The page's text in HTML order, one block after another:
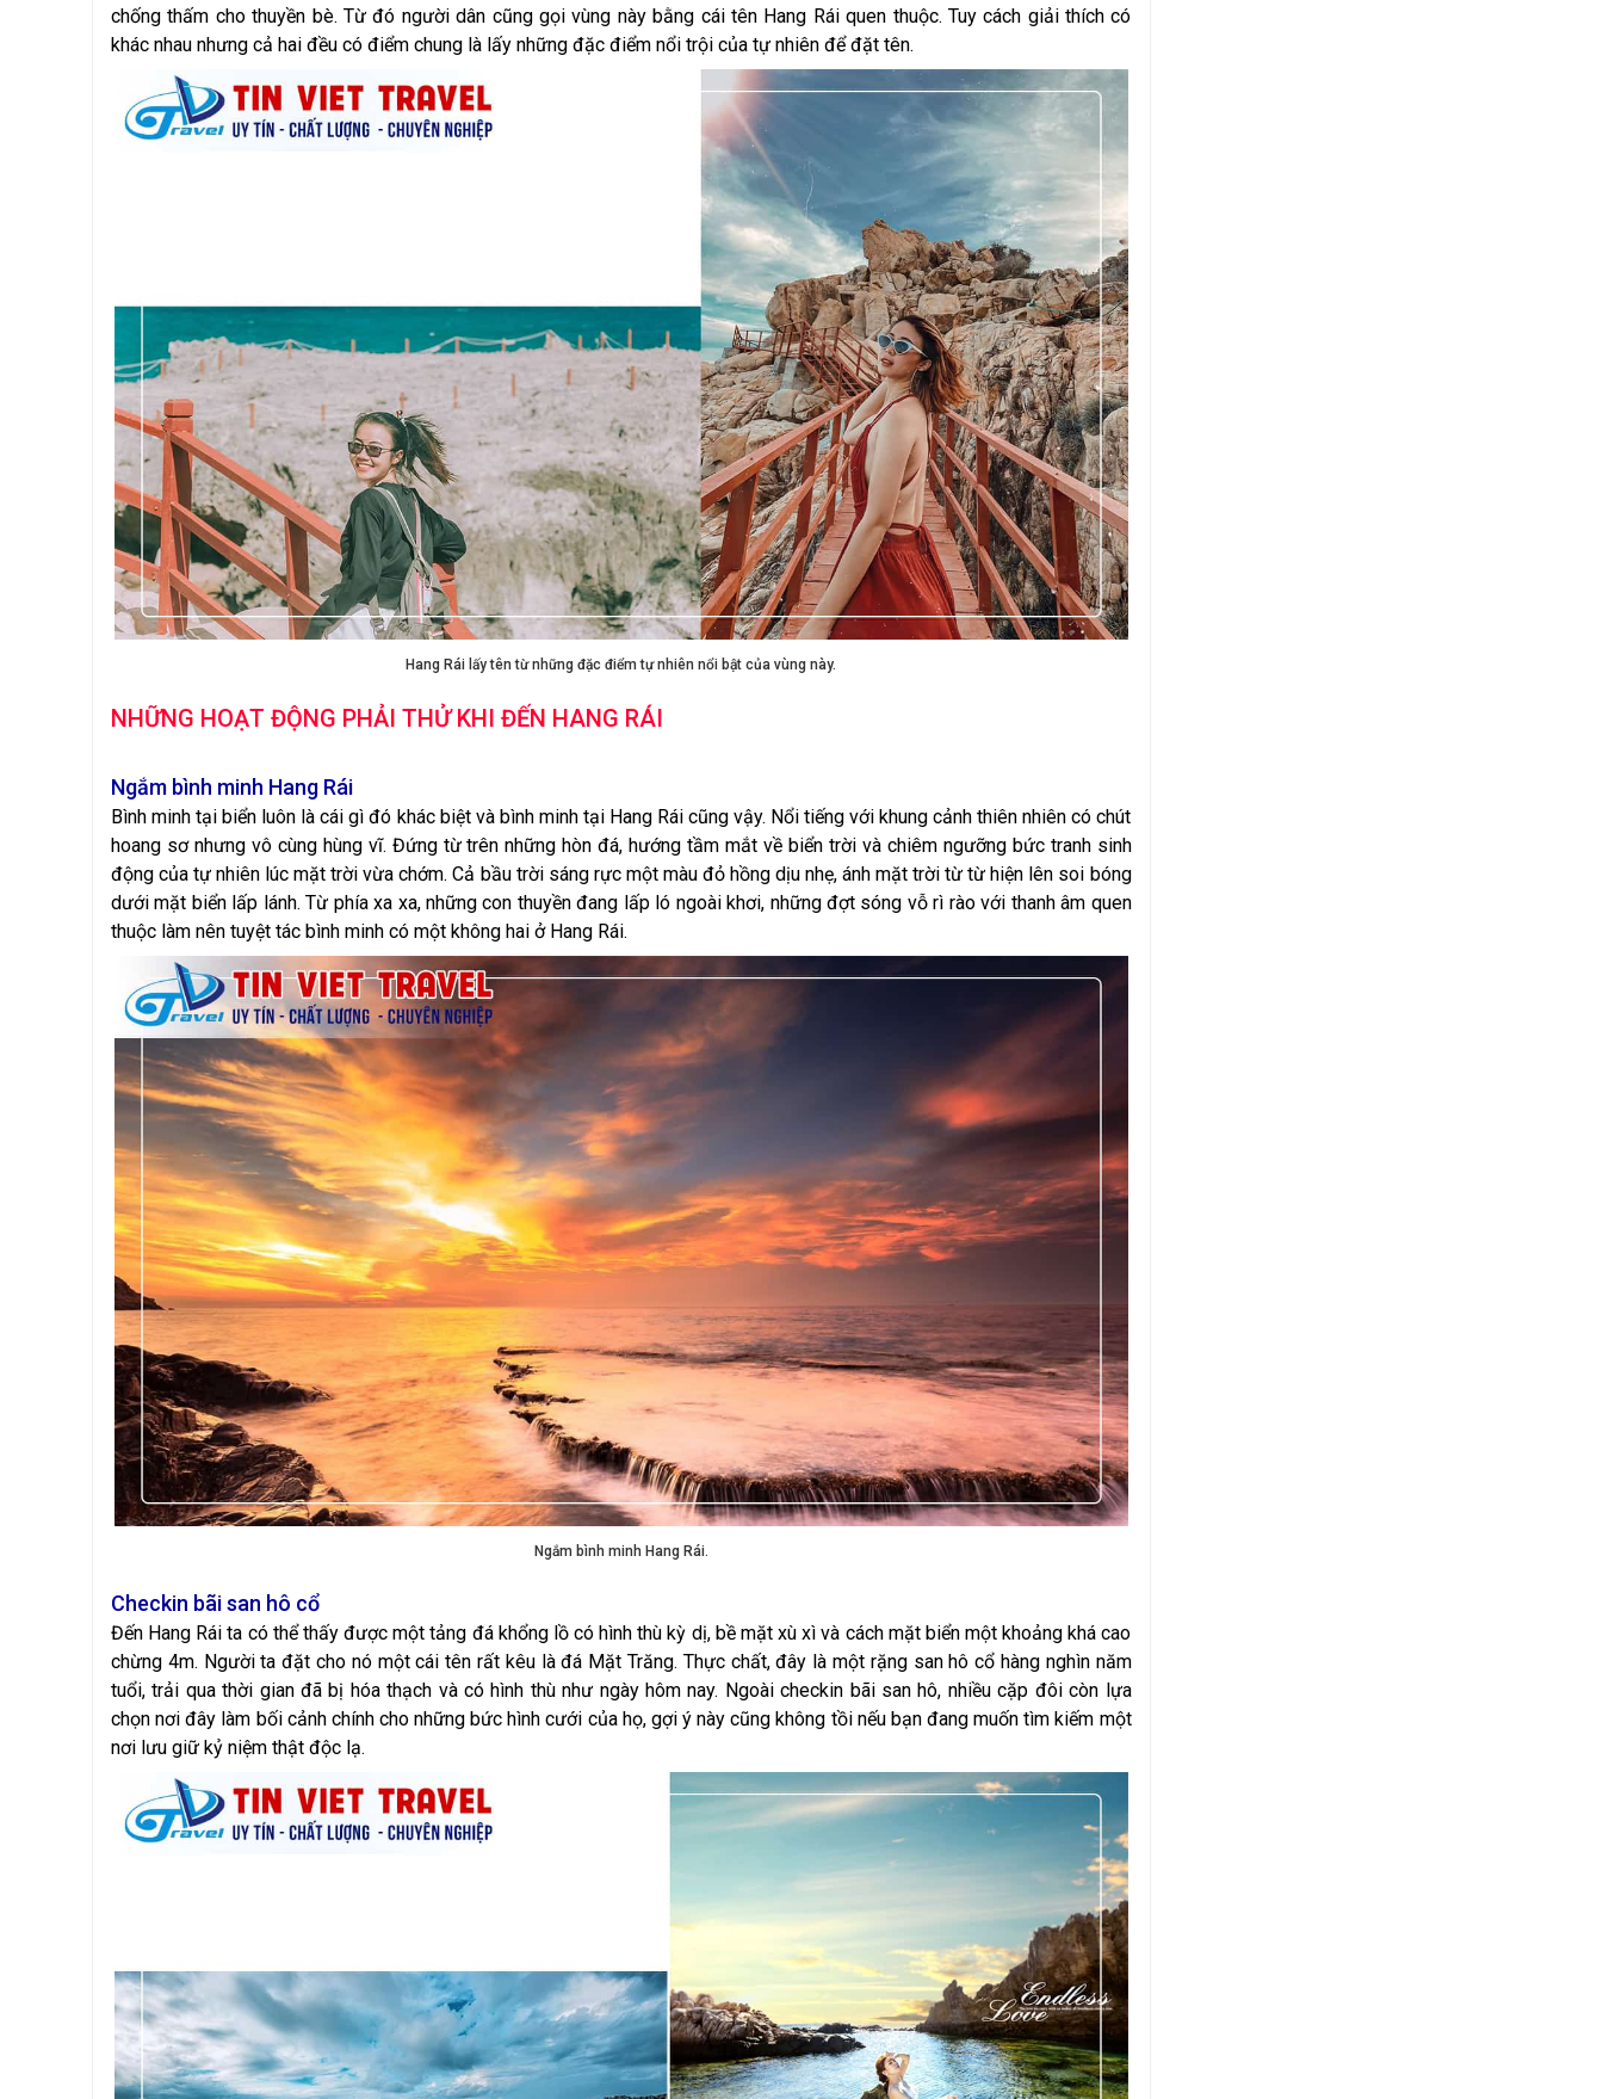
chống thấm cho thuyền bè. Từ đó người dân cũng gọi vùng này bằng cái tên Hang Rái quen thuộc. Tuy cách giải thích có
khác nhau nhưng cả hai đều có điểm chung là lấy những đặc điểm nổi trội của tự nhiên để đặt tên.
Hang Rái lấy tên từ những đặc điểm tự nhiên nổi bật của vùng này.
NHỮNG HOẠT ĐỘNG PHẢI THỬ KHI ĐẾN HANG RÁI
Ngắm bình minh Hang Rái
Bình minh tại biển luôn là cái gì đó khác biệt và bình minh tại Hang Rái cũng vậy. Nổi tiếng với khung cảnh thiên nhiên có chút
hoang sơ nhưng vô cùng hùng vĩ. Đứng từ trên những hòn đá, hướng tầm mắt về biển trời và chiêm ngưỡng bức tranh sinh
động của tự nhiên lúc mặt trời vừa chớm. Cả bầu trời sáng rực một màu đỏ hồng dịu nhẹ, ánh mặt trời từ từ hiện lên soi bóng
dưới mặt biển lấp lánh. Từ phía xa xa, những con thuyền đang lấp ló ngoài khơi, những đợt sóng vỗ rì rào với thanh âm quen
thuộc làm nên tuyệt tác bình minh có một không hai ở Hang Rái.
Ngắm bình minh Hang Rái.
Checkin bãi san hô cổ
Đến Hang Rái ta có thể thấy được một tảng đá khổng lồ có hình thù kỳ dị, bề mặt xù xì và cách mặt biển một khoảng khá cao
chừng 4m. Người ta đặt cho nó một cái tên rất kêu là đá Mặt Trăng. Thực chất, đây là một rặng san hô cổ hàng nghìn năm
tuổi, trải qua thời gian đã bị hóa thạch và có hình thù như ngày hôm nay. Ngoài checkin bãi san hô, nhiều cặp đôi còn lựa
chọn nơi đây làm bối cảnh chính cho những bức hình cưới của họ, gợi ý này cũng không tồi nếu bạn đang muốn tìm kiếm một
nơi lưu giữ kỷ niệm thật độc lạ.